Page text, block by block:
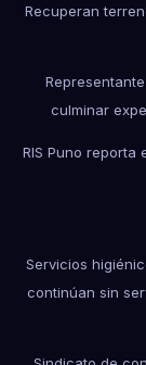
Recuperan
culminar
RIS Puno reporta
Servicios
continúan sin